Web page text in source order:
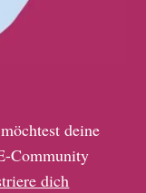
deine
Community
dich